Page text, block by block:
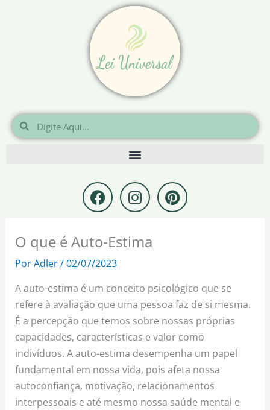
Pesquisar
Pesquisar
F
a
c
e
b
o
k
I
n
s
t
a
r
a
m
P
i
n
e
s
t
O que é Auto-Estima
PorAdler/02/07/2023
A auto-estima é um conceito psicológico que se
refere à avaliação que uma pessoa faz de si mesma.
É a percepção que temos sobre nossas próprias
capacidades, características e valor como
indivíduos. A auto-estima desempenha um papel
fundamental em nossa vida, pois afeta nossa
autoconfiança, motivação, relacionamentos
interpessoais e até mesmo nossa saúde mental e